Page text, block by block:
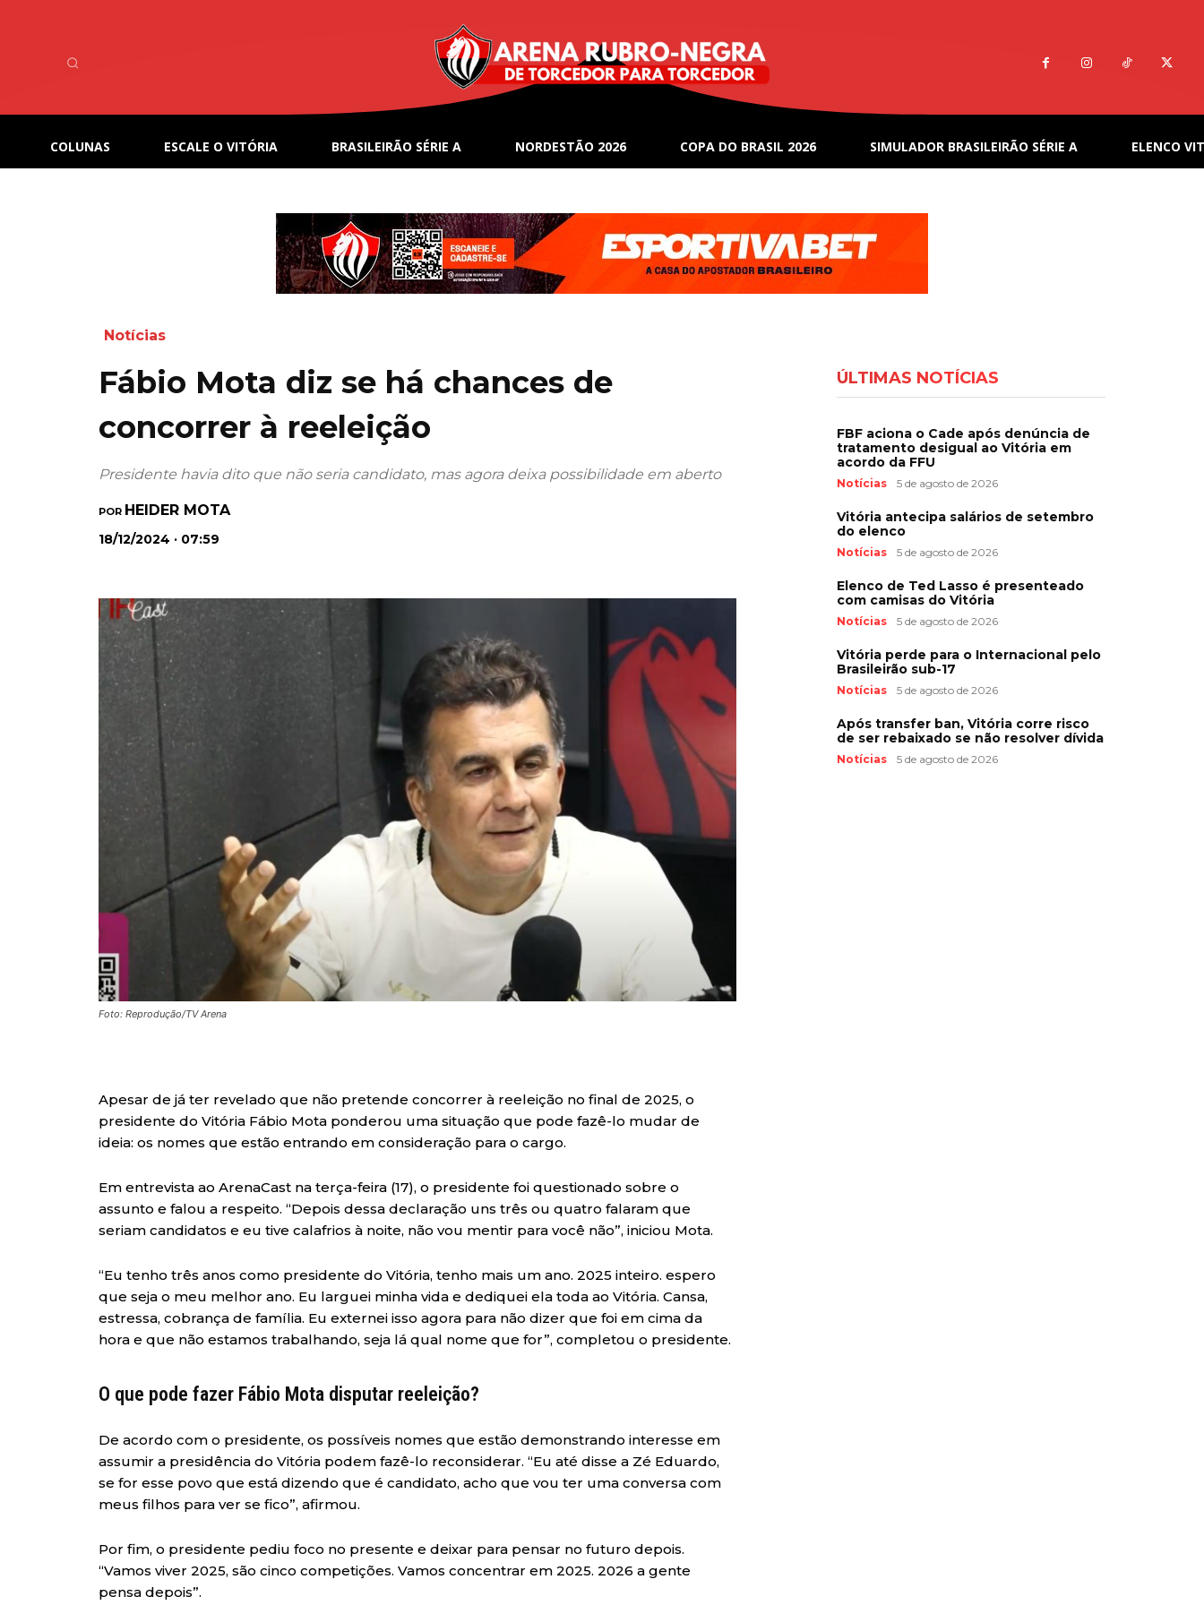
COLUNAS ESCALE O VITÓRIA BRASILEIRÃO SÉRIE A NORDESTÃO 2026 COPA DO BRASIL 2026 SIMULADOR BRASILEIRÃO SÉRIE A ELENCO
Notícias
Fábio Mota diz se há chances de
concorrer à reeleição
Presidente havia dito que não seria candidato, mas agora deixa possibilidade em aberto
POR HEIDER MOTA
18/12/2024 · 07:59
Foto: Reprodução/TV Arena
Apesar de já ter revelado que não pretende concorrer à reeleição no final de 2025, o
presidente do Vitória Fábio Mota ponderou uma situação que pode fazê-lo mudar de
ideia: os nomes que estão entrando em consideração para o cargo.
Em entrevista ao ArenaCast na terça-feira (17), o presidente foi questionado sobre o
assunto e falou a respeito. “Depois dessa declaração uns três ou quatro falaram que
seriam candidatos e eu tive calafrios à noite, não vou mentir para você não”, iniciou Mota.
“Eu tenho três anos como presidente do Vitória, tenho mais um ano. 2025 inteiro. espero
que seja o meu melhor ano. Eu larguei minha vida e dediquei ela toda ao Vitória. Cansa,
estressa, cobrança de família. Eu externei isso agora para não dizer que foi em cima da
hora e que não estamos trabalhando, seja lá qual nome que for”, completou o presidente.
O que pode fazer Fábio Mota disputar reeleição?
De acordo com o presidente, os possíveis nomes que estão demonstrando interesse em
assumir a presidência do Vitória podem fazê-lo reconsiderar. “Eu até disse a Zé Eduardo,
se for esse povo que está dizendo que é candidato, acho que vou ter uma conversa com
meus filhos para ver se fico”, afirmou.
Por fim, o presidente pediu foco no presente e deixar para pensar no futuro depois.
“Vamos viver 2025, são cinco competições. Vamos concentrar em 2025. 2026 a gente
pensa depois”.
ÚLTIMAS NOTÍCIAS
FBF aciona o Cade após denúncia de
tratamento desigual ao Vitória em
acordo da FFU
Notícias 5 de agosto de 2026
Vitória antecipa salários de setembro
do elenco
Notícias 5 de agosto de 2026
Elenco de Ted Lasso é presenteado
com camisas do Vitória
Notícias 5 de agosto de 2026
Vitória perde para o Internacional pelo
Brasileirão sub-17
Notícias 5 de agosto de 2026
Após transfer ban, Vitória corre risco
de ser rebaixado se não resolver dívida
Notícias 5 de agosto de 2026